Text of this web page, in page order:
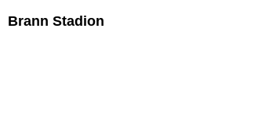
Brann Stadion